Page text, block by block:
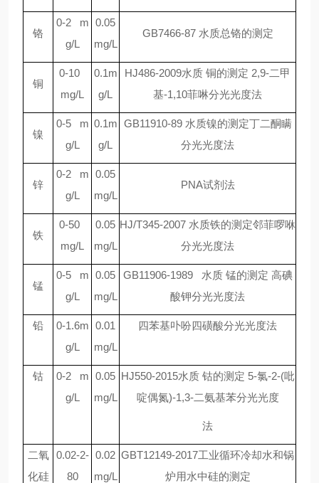
铬
0-2 m
g/L
0.05
mg/L
GB7466-87 水质总铬的测定
铜
0-10
mg/L
0.1m
g/L
HJ486-2009水质 铜的测定 2,9-二甲
基-1,10菲啉分光光度法
镍
0-5 m
g/L
0.1m
g/L
GB11910-89 水质镍的测定丁二酮瞒
分光光度法
锌
0-2 m
g/L
0.05
mg/L
PNA试剂法
铁
0-50
mg/L
0.05
mg/L
HJ/T345-2007 水质铁的测定邻菲啰咻
分光光度法
锰
0-5 m
g/L
0.05
mg/L
GB11906-1989 水质 锰的测定 高碘
酸钾分光光度法
铅
0-1.6m
g/L
0.01
mg/L
四苯基卟吩四磺酸分光光度法
钴
0-2 m
g/L
0.05
mg/L
HJ550-2015水质 钴的测定 5-氯-2-(吡
啶偶氮)-1,3-二氨基苯分光光度
法
二氧
化硅
0.02-2-
80
0.02
mg/L
GBT12149-2017工业循环冷却水和锅
炉用水中硅的测定